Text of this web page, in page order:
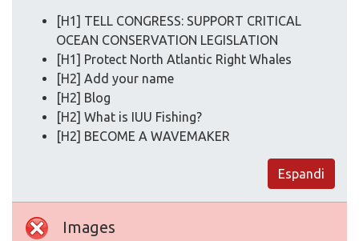
[H1] TELL CONGRESS: SUPPORT CRITICAL
OCEAN CONSERVATION LEGISLATION
[H1] Protect North Atlantic Right Whales
[H2] Add your name
[H2] Blog
[H2] What is IUU Fishing?
[H2] BECOME A WAVEMAKER
Espandi
Images